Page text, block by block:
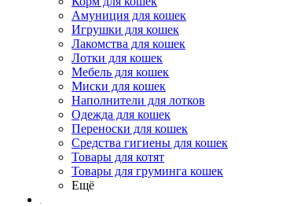
Амуниция для кошек
Игрушки для кошек
Лакомства для кошек
Лотки для кошек
Мебель для кошек
Миски для кошек
Наполнители для лотков
Одежда для кошек
Переноски для кошек
Средства гигиены для кошек
Товары для котят
Товары для груминга кошек
Ещё